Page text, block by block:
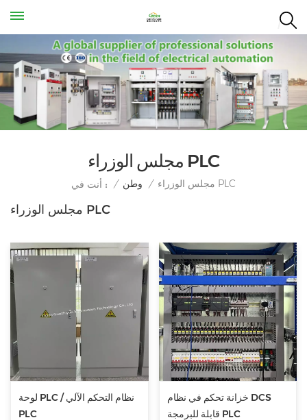
مجلس الوزراء PLC
أنت في : / وطن / مجلس الوزراء PLC
مجلس الوزراء PLC
لوحة PLC / نظام التحكم الآلي
PLC
خزانة تحكم في نظام DCS
قابلة للبرمجة PLC